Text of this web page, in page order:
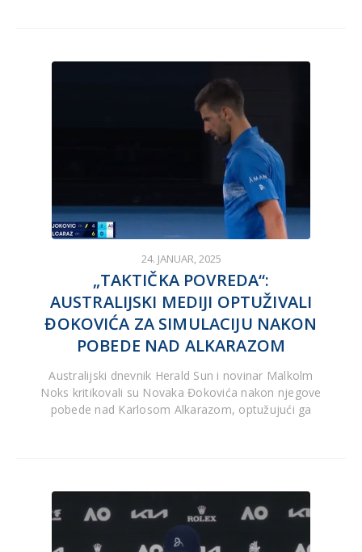
24. JANUAR, 2025
„TAKTIČKA POVREDA“:
AUSTRALIJSKI MEDIJI OPTUŽIVALI
ĐOKOVIĆA ZA SIMULACIJU NAKON
POBEDE NAD ALKARAZOM
Australijski dnevnik Herald Sun i novinar Malkolm
Noks kritikovali su Novaka Đokovića nakon njegove
pobede nad Karlosom Alkarazom, optužujući ga